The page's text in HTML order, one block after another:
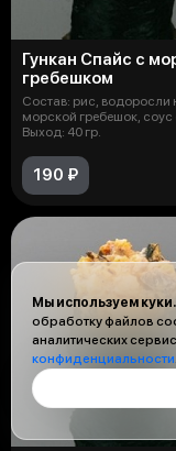
Гункан Спайс с
гребешком
Состав: рис, водоросли
морской гребешок, соус
Выход: 40 гр.
190 ₽
Мы используем куки.
обработку файлов
аналитических
конфиденциальности